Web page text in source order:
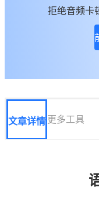
关于我们拒绝音频卡
文章详情更多工具